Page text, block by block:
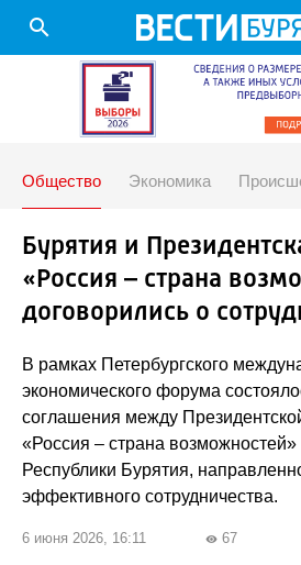
search
Общество Экономика
Бурятия и
«Россия – страна
договорились о
В рамках Петербургского
экономического форума
соглашения между
«Россия – страна возможностей»
Республики Бурятия,
эффективного сотрудничества.
6 июня 2026, 16:11 visibility 67